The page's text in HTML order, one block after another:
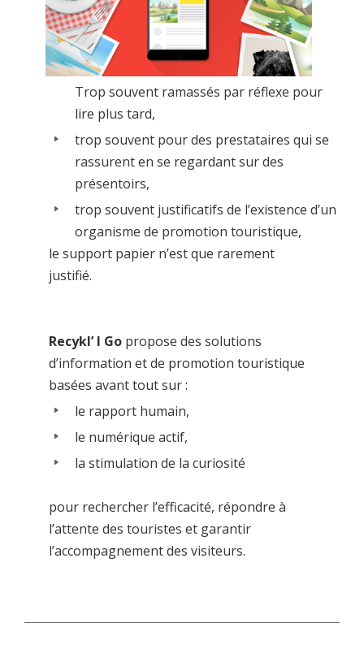
Trop souvent ramassés par réflexe pour
lire plus tard,
trop souvent pour des prestataires qui se
rassurent en se regardant sur des
présentoirs,
trop souvent justificatifs de l’existence d’un
organisme de promotion touristique,
le support papier n’est que rarement
justifié.
Recykl’ I Go propose des solutions
d’information et de promotion touristique
basées avant tout sur :
le rapport humain,
le numérique actif,
la stimulation de la curiosité
pour rechercher l’efficacité, répondre à
l’attente des touristes et garantir
l’accompagnement des visiteurs.